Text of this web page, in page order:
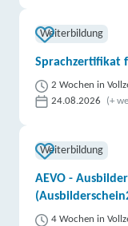
Weiterbildung
Sprachzertifikat
2 Wochen in
24.08.2026
(+
Weiterbildung
AEVO -
4 Wochen in